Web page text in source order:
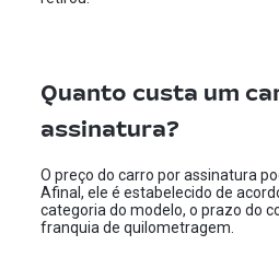
Quanto custa um
assinatura?
O preço do carro por assinatura
Afinal, ele é estabelecido de
categoria do modelo, o prazo do
franquia de quilometragem.